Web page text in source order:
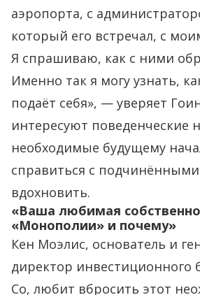
аэропорта, с
который его встречал, с
Я спрашиваю, как с ними
Именно так я могу узнать,
подаёт себя», — уверяет
интересуют поведенческие
необходимые будущему
справиться с
вдохновить.
«Ваша любимая
«Монополии» и почему»
Кен Моэлис, основатель и
директор инвестиционного
Co, любит вбросить этот